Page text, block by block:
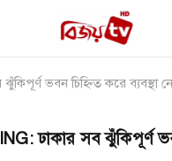
ভবন চিহ্নিত করে ব্যবস্থা নেওয়া
ঢাকার সব ঝুঁকিপূর্ণ